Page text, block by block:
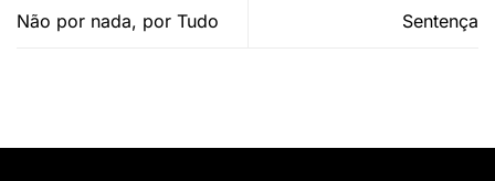
Não por nada, por Tudo Sentença